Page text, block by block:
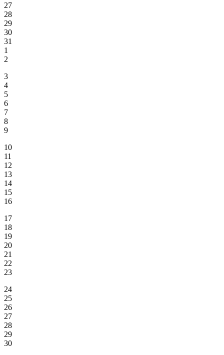
27
28
29
30
31
1
2
3
4
5
6
7
8
9
10
11
12
13
14
15
16
17
18
19
20
21
22
23
24
25
26
27
28
29
30